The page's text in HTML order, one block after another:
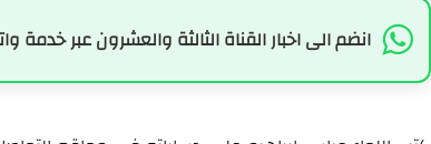
انضم الى اخبار القناة الثالثة والعشرون عبر خدمة